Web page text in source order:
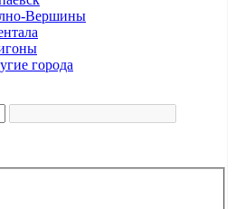
Вершины
города